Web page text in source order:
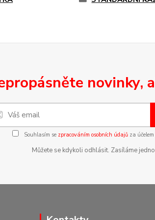
novinky,
Souhlasím se zpracováním osobních údajůza účelem
Můžete se kdykoli odhlásit. Zasíláme